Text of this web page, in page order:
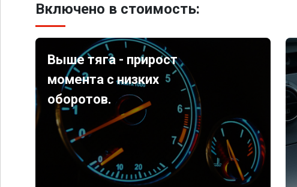
Включено в стоимость:
Выше тяга - прирост
момента с низких
оборотов.